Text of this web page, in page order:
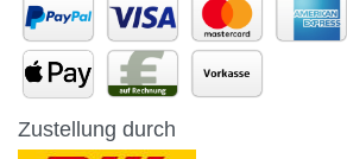
Zustellung durch